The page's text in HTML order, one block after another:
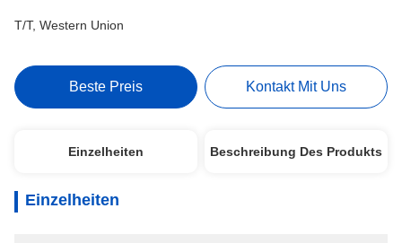
T/T, Western Union
Beste Preis Kontakt Mit Uns
Einzelheiten Beschreibung Des Produkts
Einzelheiten